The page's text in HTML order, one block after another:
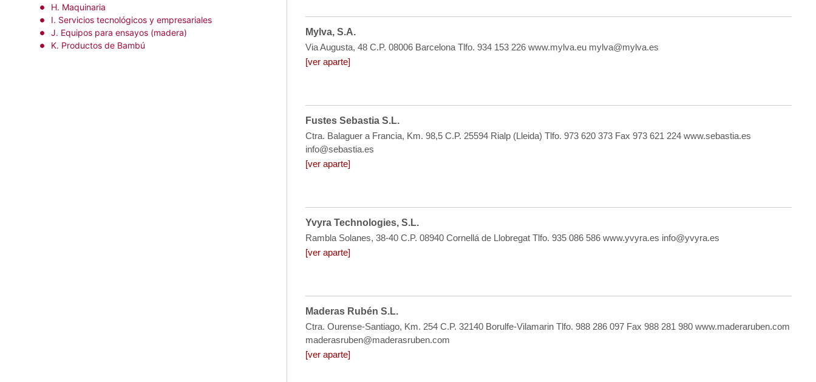
H. Maquinaria
I. Servicios tecnológicos y empresariales
J. Equipos para ensayos (madera)
K. Productos de Bambú
Mylva, S.A.
Via Augusta, 48 C.P. 08006 Barcelona Tlfo. 934 153 226 www.mylva.eu mylva@mylva.es
[ver aparte]
Fustes Sebastia S.L.
Ctra. Balaguer a Francia, Km. 98,5 C.P. 25594 Rialp (Lleida) Tlfo. 973 620 373 Fax 973 621 224 www.sebastia.es
info@sebastia.es
[ver aparte]
Yvyra Technologies, S.L.
Rambla Solanes, 38-40 C.P. 08940 Cornellá de Llobregat Tlfo. 935 086 586 www.yvyra.es info@yvyra.es
[ver aparte]
Maderas Rubén S.L.
Ctra. Ourense-Santiago, Km. 254 C.P. 32140 Borulfe-Vilamarin Tlfo. 988 286 097 Fax 988 281 980 www.maderaruben.com
maderasruben@maderasruben.com
[ver aparte]